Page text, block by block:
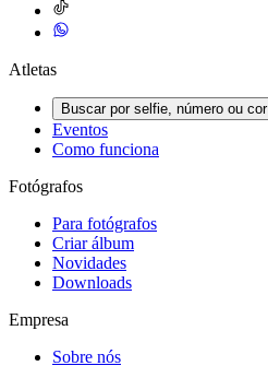
Atletas
Buscar por selfie, número ou cor
Eventos
Como funciona
Fotógrafos
Para fotógrafos
Criar álbum
Novidades
Downloads
Empresa
Sobre nós